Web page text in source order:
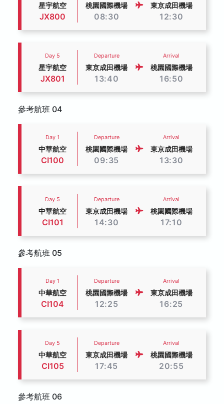
星宇航空
JX800
桃園國際機場
08:30
東京成田機場
12:30
Day 5
星宇航空
JX801
Departure
東京成田機場
13:40
Arrival
桃園國際機場
16:50
參考航班 04
Day 1
中華航空
CI100
Departure
桃園國際機場
09:35
Arrival
東京成田機場
13:30
Day 5
中華航空
CI101
Departure
東京成田機場
14:30
Arrival
桃園國際機場
17:10
參考航班 05
Day 1
中華航空
CI104
Departure
桃園國際機場
12:25
Arrival
東京成田機場
16:25
Day 5
中華航空
CI105
Departure
東京成田機場
17:45
Arrival
桃園國際機場
20:55
參考航班 06